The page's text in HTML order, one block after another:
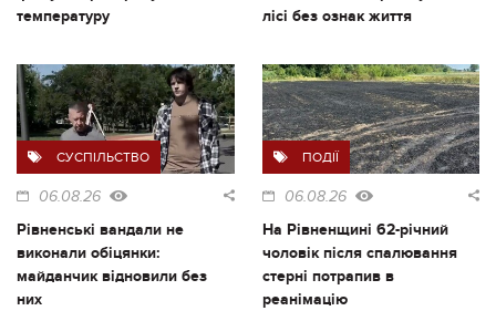
температуру
лісі без ознак життя
СУСПІЛЬСТВО
06.08.26
Рівненські вандали не
виконали обіцянки:
майданчик відновили без
них
ПОДІЇ
06.08.26
На Рівненщині 62-річний
чоловік після спалювання
стерні потрапив в
реанімацію